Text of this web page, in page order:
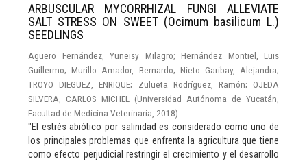
ARBUSCULAR MYCORRHIZAL FUNGI ALLEVIATE
SALT STRESS ON SWEET (Ocimum basilicum L.)
SEEDLINGS
Agüero Fernández, Yuneisy Milagro; Hernández Montiel, Luis
Guillermo;Murillo Amador, Bernardo; Nieto Garibay, Alejandra;
TROYO DIEGUEZ, ENRIQUE; Zulueta Rodríguez, Ramón;OJEDA
SILVERA, CARLOS MICHEL
(Universidad Autónoma de Yucatán,
Facultad de Medicina Veterinaria 2018)
"El estrés abiótico por salinidad es considerado como uno de
los principales problemas que enfrenta la agricultura que tiene
como efecto perjudicial restringir el crecimiento y el desarrollo